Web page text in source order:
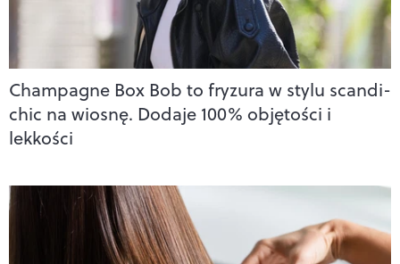
Champagne Box Bob to fryzura w stylu scandi-
chic na wiosnę. Dodaje 100% objętości i
lekkości